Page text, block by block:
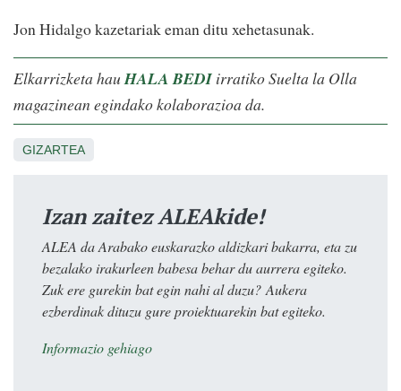
Jon Hidalgo kazetariak eman ditu xehetasunak.
Elkarrizketa hau HALA BEDI irratiko Suelta la Olla
magazinean egindako kolaborazioa da.
GIZARTEA
Izan zaitez ALEAkide!
ALEA da Arabako euskarazko aldizkari bakarra, eta zu
bezalako irakurleen babesa behar du aurrera egiteko.
Zuk ere gurekin bat egin nahi al duzu? Aukera
ezberdinak dituzu gure proiektuarekin bat egiteko.
Informazio gehiago